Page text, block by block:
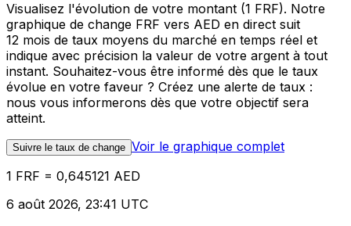
Visualisez l'évolution de votre montant (1 FRF). Notre
graphique de change FRF vers AED en direct suit
12 mois de taux moyens du marché en temps réel et
indique avec précision la valeur de votre argent à tout
instant. Souhaitez-vous être informé dès que le taux
évolue en votre faveur ? Créez une alerte de taux :
nous vous informerons dès que votre objectif sera
atteint.
Suivre le taux de change Voir le graphique complet
1 FRF = 0,645121 AED
6 août 2026, 23:41 UTC